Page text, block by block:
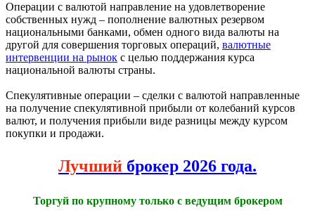
Операции с валютой направление на удовлетворение
собственных нужд – пополнение валютных резервом
национальными банками, обмен одного вида валюты на
другой для совершения торговых операций, валютные
интервенции на рынок с целью поддержания курса
национальной валюты страны.
Спекулятивные операции – сделки с валютой направленные
на получение спекулятивной прибыли от колебаний курсов
валют, и получения прибыли виде разницы между курсом
покупки и продажи.
Лучший брокер 2026 года.
Торгуй по крупному только с ведущим брокером